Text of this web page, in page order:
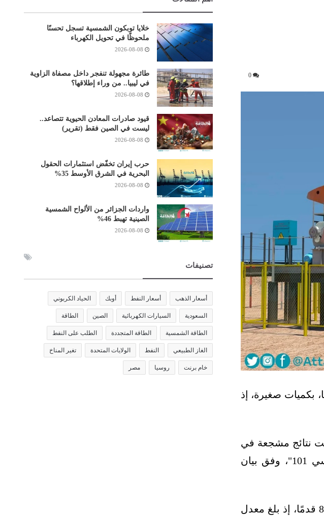
0
بكميات صغيرة، إذ
من تحقيق حققت نتائج مشجعة في
القطع التابعة لها، بعد إتمام عمليات الحفر في البئر الاستكشافية "جيه 3 إن سي 101"، وفق بيان
، بعد الحفر على عمق 7 آلاف و833 قدمًا، إذ بلغ معدل
خلايا توبكون الشمسية تسجل تحسنًا
ملحوظًا في تحويل الكهرباء
2026-08-08
طائرة مجهولة تنفجر داخل مصفاة الزاوية
في ليبيا.. من وراء إطلاقها؟
2026-08-08
قيود صادرات المعادن الحيوية تتصاعد..
ليست في الصين فقط (تقرير)
2026-08-08
حرب إيران تخفّض استثمارات الحقول
البحرية في الشرق الأوسط 35%
2026-08-08
واردات الجزائر من الألواح الشمسية
الصينية تهبط 46%
2026-08-08
تصنيفات
أسعار الذهب أسعار النفط أوبك الحياد الكربوني
السعودية السيارات الكهربائية الصين الطاقة
الطاقة الشمسية الطاقة المتجددة الطلب على النفط
الغاز الطبيعي النفط الولايات المتحدة تغير المناخ
خام برنت روسيا مصر